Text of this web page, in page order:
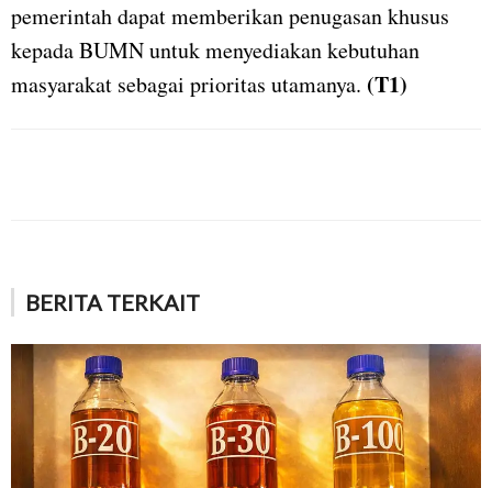
pemerintah dapat memberikan penugasan khusus
kepada BUMN untuk menyediakan kebutuhan
masyarakat sebagai prioritas utamanya. (T1)
BERITA TERKAIT